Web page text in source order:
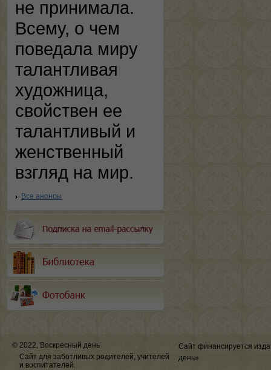
не принимала.
Всему, о чем
поведала миру
талантливая
художница,
свойствен ее
талантливый и
женственный
взгляд на мир.
Все анонсы
© 2022, Воскресный день
Сайт для заботливых родителей, учителей
и воспитателей.
Сайт финансируется
день»